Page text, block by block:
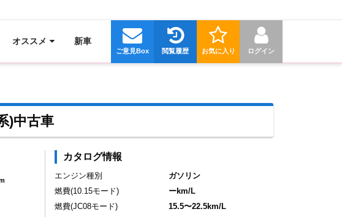
オススメ 新車
ログイン
お気に入り
閲覧履歴
ご意見Box
)中古車
カタログ情報
エンジン種別
ガソリン
燃費(10.15モード)
ーkm/L
燃費(JC08モード)
15.5〜22.5km/L